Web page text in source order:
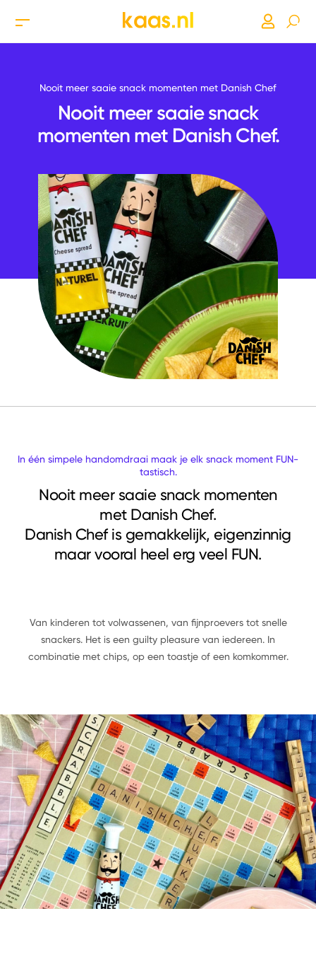
Nooit meer saaie snack momenten met Danish Chef
Nooit meer saaie snack
momenten met Danish Chef.
In één simpele handomdraai maak je elk snack moment FUN-
tastisch.
Nooit meer saaie snack momenten
met Danish Chef.
Danish Chef is gemakkelijk, eigenzinnig
maar vooral heel erg veel FUN.
Van kinderen tot volwassenen, van fijnproevers tot snelle
snackers. Het is een guilty pleasure van iedereen. In
combinatie met chips, op een toastje of een komkommer.